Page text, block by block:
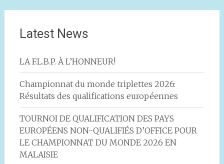
Latest News
LA F.L.B.P. À L’HONNEUR!
Championnat du monde triplettes 2026:
Résultats des qualifications européennes
TOURNOI DE QUALIFICATION DES PAYS
EUROPÉENS NON-QUALIFIÉS D’OFFICE POUR
LE CHAMPIONNAT DU MONDE 2026 EN
MALAISIE